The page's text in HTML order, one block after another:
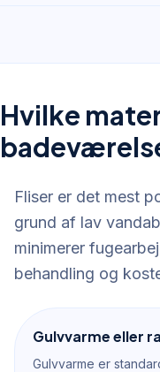
Hvilke
Fliser er det mest
grund af lav
minimerer
behandling og
Gulvvarme eller
Gulvvarme er